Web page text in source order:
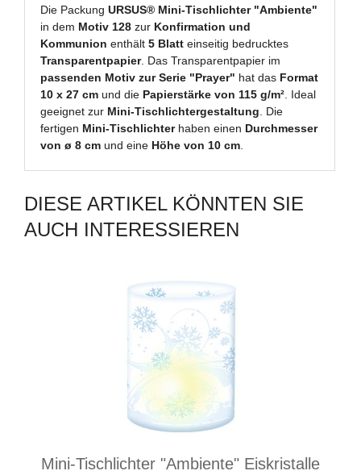
Die PackungURSUS® Mini-Tischlichter "Ambiente"
in dem Motiv 128 zur Konfirmation und
Kommunion enthält5 Blatt einseitig bedrucktes
Transparentpapier. Das Transparentpapier im
passenden Motiv zur Serie "Prayer" hat das Format
10 x 27 cm und die Papierstärke von 115 g/m². Ideal
geeignet zur Mini-Tischlichtergestaltung. Die
fertigen Mini-Tischlichterhaben einen Durchmesser
von ø 8 cm und eine Höhe von 10 cm.
DIESE ARTIKEL KÖNNTEN SIE
AUCH INTERESSIEREN
Mini-Tischlichter "Ambiente" Eiskristalle